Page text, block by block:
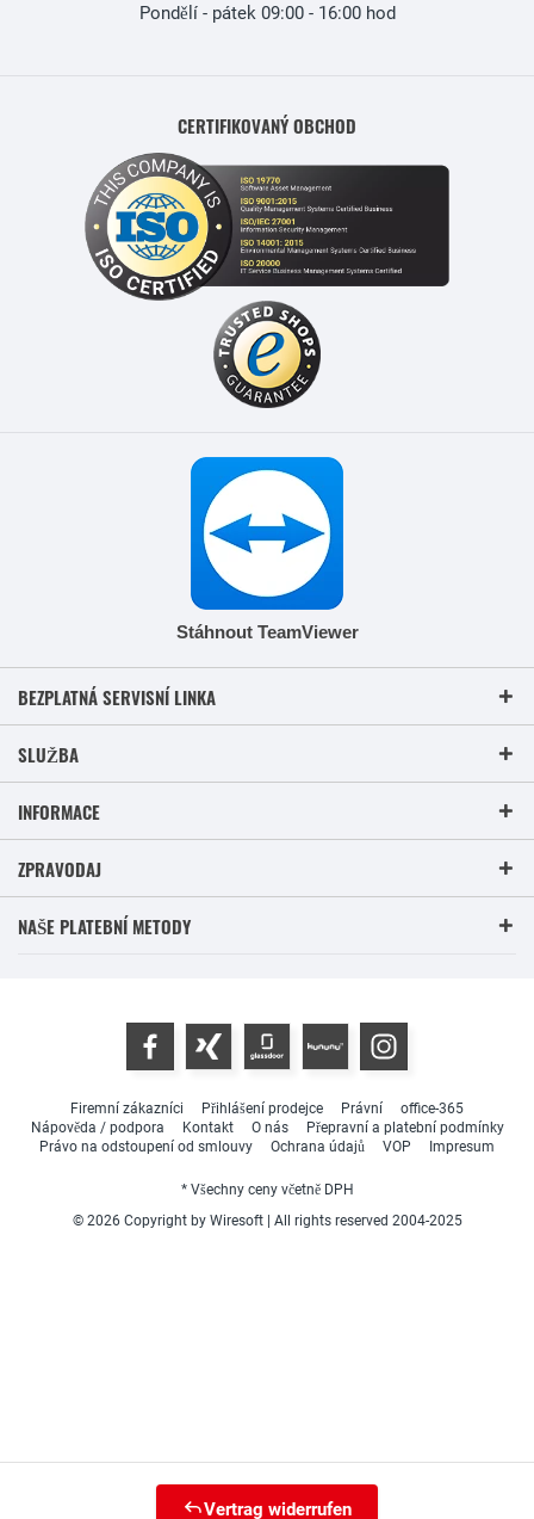
Pondělí - pátek 09:00 - 16:00 hod
CERTIFIKOVANÝ OBCHOD
Stáhnout TeamViewer
BEZPLATNÁ SERVISNÍ LINKA
SLUŽBA
INFORMACE
ZPRAVODAJ
NAŠE PLATEBNÍ METODY
Firemní zákazníci Přihlášení prodejce Právní
office-365
Nápověda / podpora
Kontakt O nás
Přepravní a platební podmínky
Právo na odstoupení od smlouvy
Ochrana údajů VOP Impresum
* Všechny ceny včetně DPH
© 2026 Copyright by Wiresoft | All rights reserved 2004-2025
Vertrag widerrufen